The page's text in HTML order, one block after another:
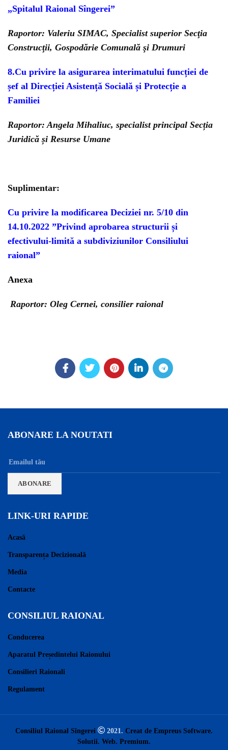
„Spitalul Raional Sîngerei”
Raportor: Valeriu SIMAC, Specialist superior Secţia
Construcţii, Gospodărie Comunală şi Drumuri
8.Cu privire la asigurarea interimatului funcției de
șef al Direcției Asistență Socială și Protecție a
Familiei
Raportor: Angela Mihaliuc, specialist principal Secția
Juridică și Resurse Umane
Suplimentar:
Cu privire la modificarea Deciziei nr. 5/10 din
14.10.2022 ”Privind aprobarea structurii și
efectivului-limită a subdiviziunilor Consiliului
raional”
Anexa
Raportor: Oleg Cernei, consilier raional
ABONARE LA NOUTATI
LINK-URI RAPIDE
Acasă
Transparența Decizională
Media
Contacte
CONSILIUL RAIONAL
Conducerea
Aparatul Președintelui Raionului
Consilieri Raionali
Regulament
Consiliul Raional Sîngerei 2021. Creat de Empreus Software.
Solutii. Web. Premium.